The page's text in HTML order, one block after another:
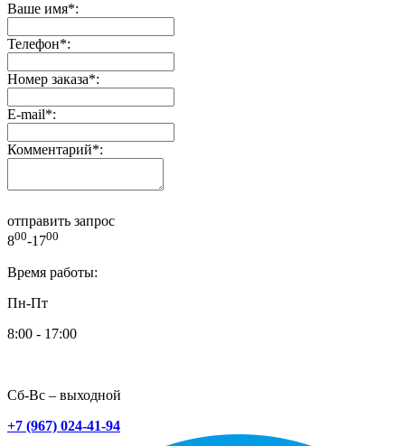
Ваше имя*:
Телефон*:
Номер заказа*:
E-mail*:
Комментарий*:
отправить запрос
800-1700
Время работы:
Пн-Пт
8:00 - 17:00
Сб-Вс – выходной
+7 (967) 024-41-94